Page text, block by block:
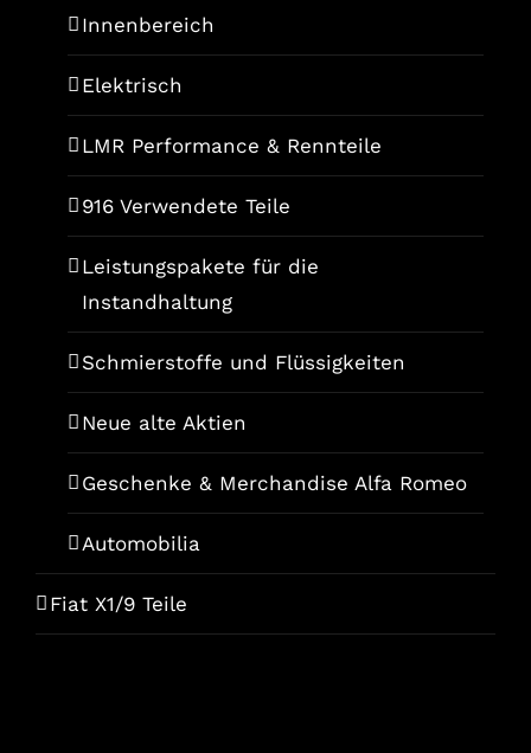
Innenbereich
Elektrisch
LMR Performance & Rennteile
916 Verwendete Teile
Leistungspakete für die
Instandhaltung
Schmierstoffe und Flüssigkeiten
Neue alte Aktien
Geschenke & Merchandise Alfa Romeo
Automobilia
Fiat X1/9 Teile